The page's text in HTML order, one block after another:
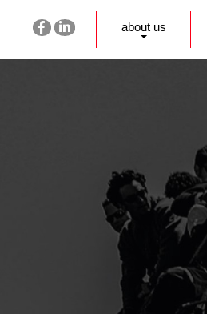
about us